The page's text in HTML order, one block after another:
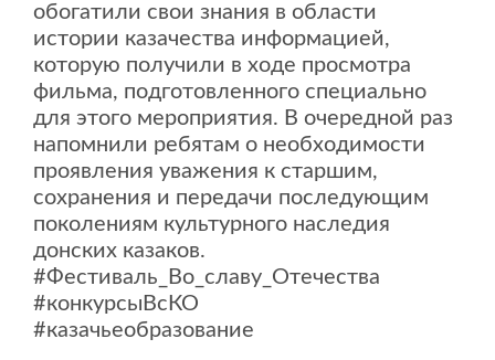
обогатили свои знания в области
истории казачества информацией,
которую получили в ходе просмотра
фильма, подготовленного специально
для этого мероприятия. В очередной раз
напомнили ребятам о необходимости
проявления уважения к старшим,
сохранения и передачи последующим
поколениям культурного наследия
донских казаков.
#Фестиваль_Во_славу_Отечества
#конкурсыВсКО
#казачьеобразование